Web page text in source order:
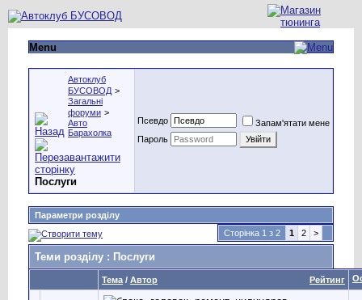
Menu
Автоклуб
БУСОВОД >
Загальні
форуми >
Авто
Барахолка
Послуги
Псевдо
Запам'ятати мене
Пароль
Параметри розділу
Сторінка 1 з 2
1 2 >
Теми розділу : Послуги
Рейтинг
Тема / Автор